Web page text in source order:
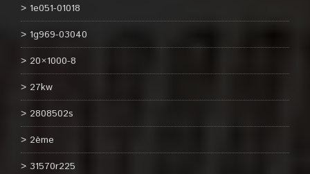
1e051-01018
1g969-03040
20×1000-8
27kw
2808502s
2ème
31570r225